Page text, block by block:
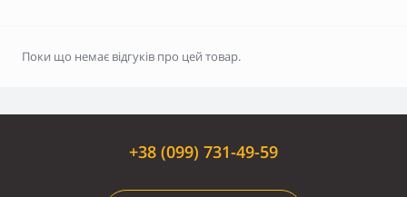
Поки що немає відгуків про цей товар.
+38 (099) 731-49-59